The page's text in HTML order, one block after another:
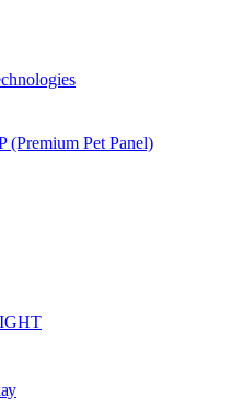
Pet Panel)